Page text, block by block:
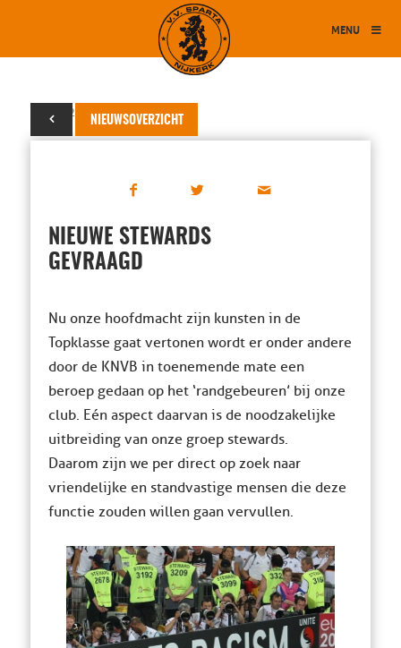
MENU
NIEUWSOVERZICHT
02 juli 2014
NIEUWE STEWARDS
GEVRAAGD
Nu onze hoofdmacht zijn kunsten in de
Topklasse gaat vertonen wordt er onder andere
door de KNVB in toenemende mate een
beroep gedaan op het ‘randgebeuren’ bij onze
club. Eén aspect daarvan is de noodzakelijke
uitbreiding van onze groep stewards.
Daarom zijn we per direct op zoek naar
vriendelijke en standvastige mensen die deze
functie zouden willen gaan vervullen.